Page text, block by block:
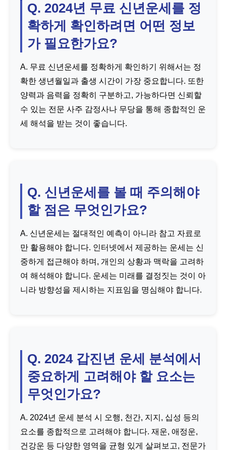
Q. 2024년 무료 신년운세를 정
확하게 확인하려면 어떤 정보
가 필요한가요?
A. 무료 신년운세를 정확하게 확인하기 위해서는 정
확한 생년월일과 출생 시간이 가장 중요합니다. 또한
양력과 음력을 정확히 구분하고, 가능하다면 신뢰할
수 있는 전문 사주 감정사나 무당을 통해 종합적인 운
세 해석을 받는 것이 좋습니다.
Q. 신년운세를 볼 때 주의해야
할 점은 무엇인가요?
A. 신년운세는 절대적인 예측이 아니라 참고 자료로
만 활용해야 합니다. 인터넷에서 제공하는 운세는 신
중하게 접근해야 하며, 개인의 상황과 맥락을 고려하
여 해석해야 합니다. 운세는 미래를 결정짓는 것이 아
니라 방향성을 제시하는 지표임을 명심해야 합니다.
Q. 2024 갑진년 운세 분석에서
중요하게 고려해야 할 요소는
무엇인가요?
A. 2024년 운세 분석 시 오행, 천간, 지지, 십성 등의
요소를 종합적으로 고려해야 합니다. 재운, 애정운,
건강운 등 다양한 영역을 균형 있게 살펴보고, 전문가